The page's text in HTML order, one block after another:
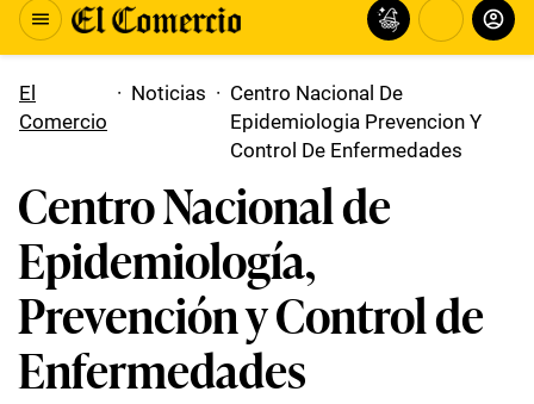
El
Comercio
· Noticias · Centro Nacional De
Epidemiologia Prevencion Y
Control De Enfermedades
Centro Nacional de
Epidemiología,
Prevención y Control de
Enfermedades